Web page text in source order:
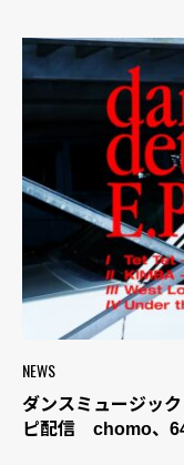
NEWS
ダンスミュージッ
ピ配信 chomo、